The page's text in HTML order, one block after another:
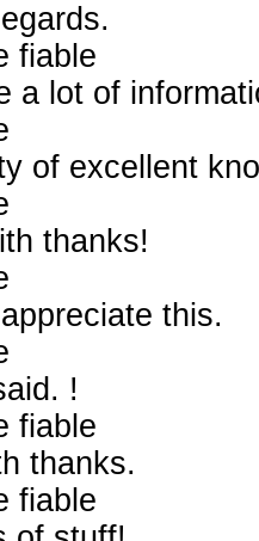
fiable
a lot of
of excellent
thanks!
this.
!
fiable
thanks.
fiable